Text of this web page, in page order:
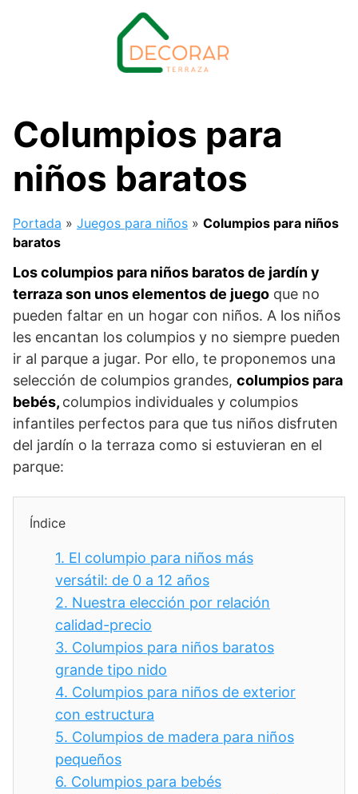
Columpios para
niños baratos
Portada » Juegos para niños » Columpios para niños
baratos
Los columpios para niños baratos de jardín y
terraza son unos elementos de juego que no
pueden faltar en un hogar con niños. A los niños
les encantan los columpios y no siempre pueden
ir al parque a jugar. Por ello, te proponemos una
selección de columpios grandes, columpios para
bebés, columpios individuales y columpios
infantiles perfectos para que tus niños disfruten
del jardín o la terraza como si estuvieran en el
parque:
Índice
1. El columpio para niños más
versátil: de 0 a 12 años
2. Nuestra elección por relación
calidad-precio
3. Columpios para niños baratos
grande tipo nido
4. Columpios para niños de exterior
con estructura
5. Columpios de madera para niños
pequeños
6. Columpios para bebés